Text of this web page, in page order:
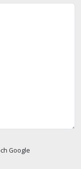
Google